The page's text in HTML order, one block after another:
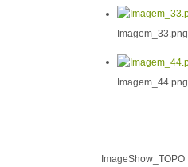
Imagem_33.png
Imagem_44.png
ImageShow_TOPO